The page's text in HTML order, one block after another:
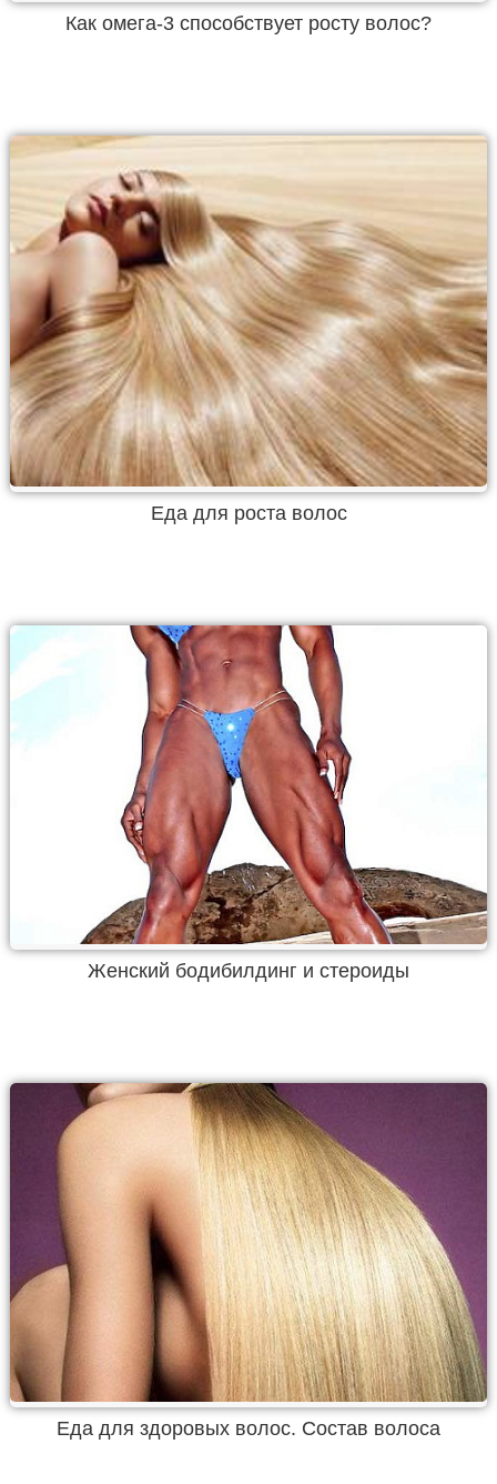
Как омега-3 способствует росту волос?
Еда для роста волос
Женский бодибилдинг и стероиды
Еда для здоровых волос. Состав волоса